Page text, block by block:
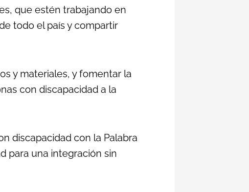
que estén trabajando en
todo el país y compartir
y materiales, y fomentar la
con discapacidad a la
discapacidad con la Palabra
para una integración sin